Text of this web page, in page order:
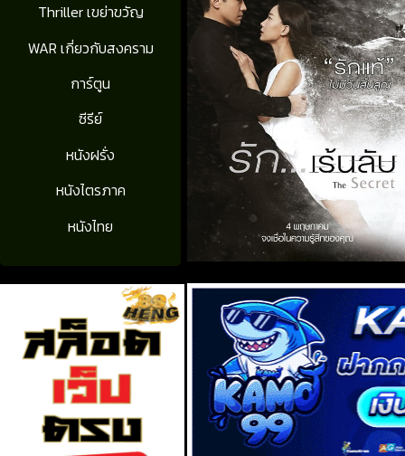
Thriller เขย่าขวัญ
WAR เกี่ยวกับสงคราม
การ์ตูน
ซีรีย์
หนังฝรั่ง
หนังไตรภาค
หนังไทย